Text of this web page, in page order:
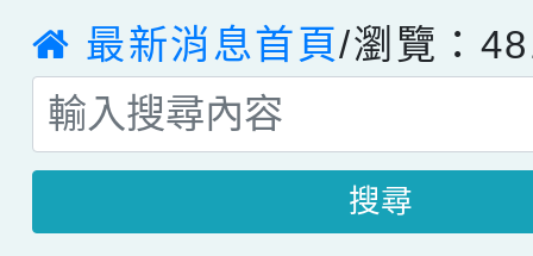
最新消息首頁/瀏覽：
搜尋